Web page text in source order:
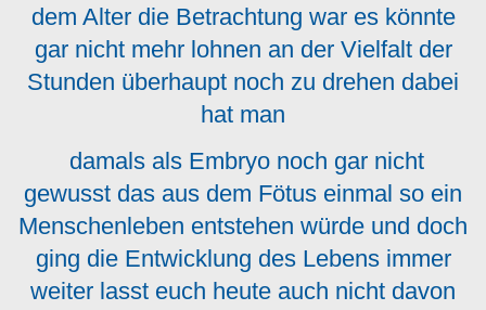
dem Alter die Betrachtung war es könnte
gar nicht mehr lohnen an der Vielfalt der
Stunden überhaupt noch zu drehen dabei
hat man
damals als Embryo noch gar nicht
gewusst das aus dem Fötus einmal so ein
Menschenleben entstehen würde und doch
ging die Entwicklung des Lebens immer
weiter lasst euch heute auch nicht davon